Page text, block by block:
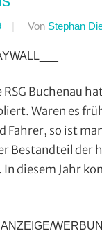
Von Stephan
RSG Buchenau
Waren es
Fahrer, so ist
Bestandteil der
diesem Jahr
ANZEIGE/